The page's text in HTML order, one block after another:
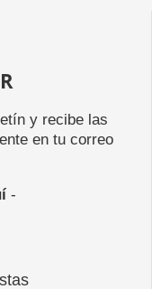
y recibe las
en tu correo
-